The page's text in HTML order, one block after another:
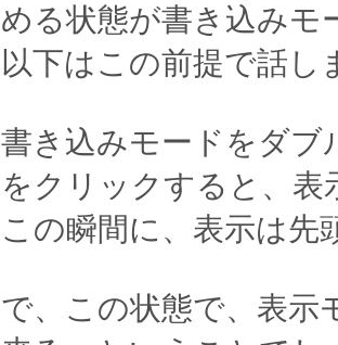
める状態が書き込みモ
以下はこの前提で話し
書き込みモードをダブ
をクリックすると、
この瞬間に、表示は先
で、この状態で、表示